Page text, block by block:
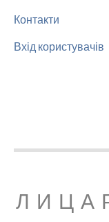
Контакти
Вхід користувачів